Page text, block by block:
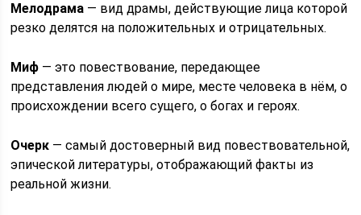
Мелодрама — вид драмы, действующие лица которой
резко делятся на положительных и отрицательных.
Миф — это повествование, передающее
представления людей о мире, месте человека в нём, о
происхождении всего сущего, о богах и героях.
Очерк — самый достоверный вид повествовательной,
эпической литературы, отображающий факты из
реальной жизни.